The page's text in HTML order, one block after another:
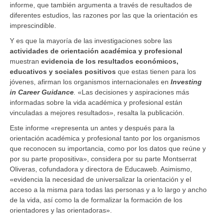
informe, que también argumenta a través de resultados de
diferentes estudios, las razones por las que la orientación es
imprescindible.
Y es que la mayoría de las investigaciones sobre las
actividades de orientación académica y profesional
muestran evidencia de los resultados económicos,
educativos y sociales positivos que estas tienen para los
jóvenes, afirman los organismos internacionales en Investing
in Career Guidance «Las decisiones y aspiraciones más
informadas sobre la vida académica y profesional están
vinculadas a mejores resultados», resalta la publicación.
Este informe «representa un antes y después para la
orientación académica y profesional tanto por los organismos
que reconocen su importancia, como por los datos que reúne y
por su parte propositiva», considera por su parte Montserrat
Oliveras, cofundadora y directora de Educaweb. Asimismo,
«evidencia la necesidad de universalizar la orientación y el
acceso a la misma para todas las personas y a lo largo y ancho
de la vida, así como la de formalizar la formación de los
orientadores y las orientadoras».